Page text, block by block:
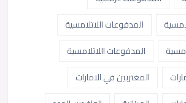
المدفوعات اللاتلامسية
المدفوعات اللاتلامسية
المغتربين في الامارات